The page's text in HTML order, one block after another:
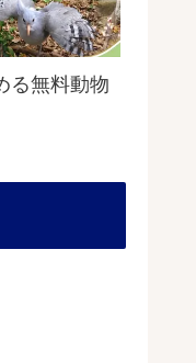
る無料動物